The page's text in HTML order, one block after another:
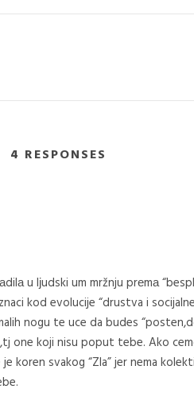
4 RESPONSES
u lјudski um mržnju prеmа
kod evolucije “drustva i
nogu te uce da budes
one koji nisu poput tebe. Ako
koren svakog “Zla” jer nema